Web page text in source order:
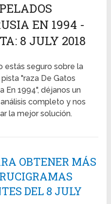
EN 1994 -
8 JULY 2018
estás seguro sobre la
"raza De Gatos
En 1994", déjanos un
completo y nos
la mejor solución.
OBTENER MÁS
DEL 8 JULY